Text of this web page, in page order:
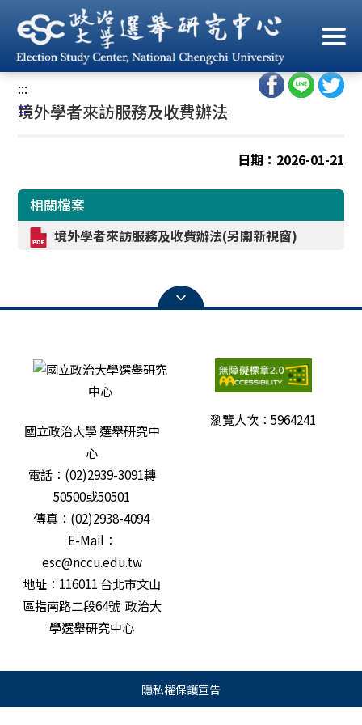
到
主
要
內
容
首頁/ 規章辦法/ 境外學者來訪服務及收費辦法
:::
:::
境外學者來訪服務及收費辦法
日期：2026-01-21
相關檔案
境外學者來訪服務及收費辦法(另開新視窗)
國立政治大學 選舉研究中
心
電話：(02)2939-3091轉
50500或50501
傳真：(02)2938-4094
E-Mail：
esc@nccu.edu.tw
地址：116011 台北市文山
區指南路二段64號 政治大
學選舉研究中心
瀏覽人次：5964241
隱私權保護宣告